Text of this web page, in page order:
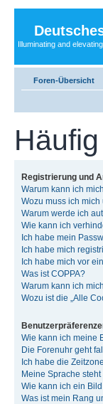
Illuminating and
Foren-Übersicht
Registrierung und
Warum kann ich
Wozu muss ich
Warum werde ich
Wie kann ich
Ich habe mein
Ich habe mich
Ich habe mich vor
Was ist COPPA?
Warum kann ich
Wozu ist die „Alle
Wie kann ich meine
Die Forenuhr geht
Ich habe die
Meine Sprache
Wie kann ich ein
Was ist mein Rang